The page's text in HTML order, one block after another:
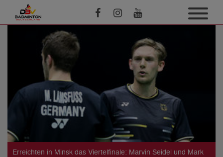
Erreichten in Minsk das Viertelfinale: Marvin Seidel und Mark